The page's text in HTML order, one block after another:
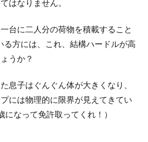
はなりません。
台に二人分の荷物を積載すること
方には、これ、結構ハードルが高
うか？
息子はぐんぐん体が大きくなり、
には物理的に限界が見えてきてい
なって免許取ってくれ！）